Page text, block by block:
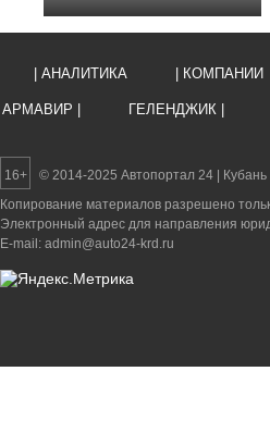
| АНАЛИТИКА | КОМПАНИИ
АРМАВИР |
ГЕЛЕНДЖИК |
16+
© 2014-2025 Автопортал 24 | Кубань
Копирование материалов разрешено
Электронный адрес для направления
E-mail: admin@auto24-krd.ru